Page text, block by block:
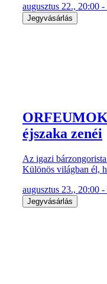
augusztus 22., 20:00
Jegyvásárlás
éjszaka zenéi
Az igazi
Különös világban él,
augusztus 23., 20:00
Jegyvásárlás